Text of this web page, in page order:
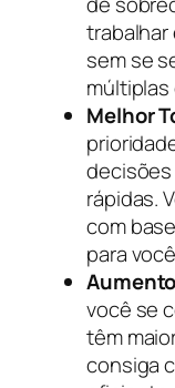
trabalhar
sem se
Melhor
decisões
rápidas.
com
para
você se
têm
consiga